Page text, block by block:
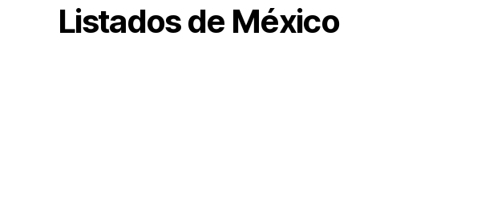
Listados de México